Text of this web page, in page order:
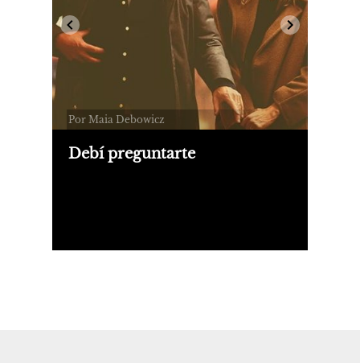
Por Maia Debowicz
Debí preguntarte
excavar en el dolor.